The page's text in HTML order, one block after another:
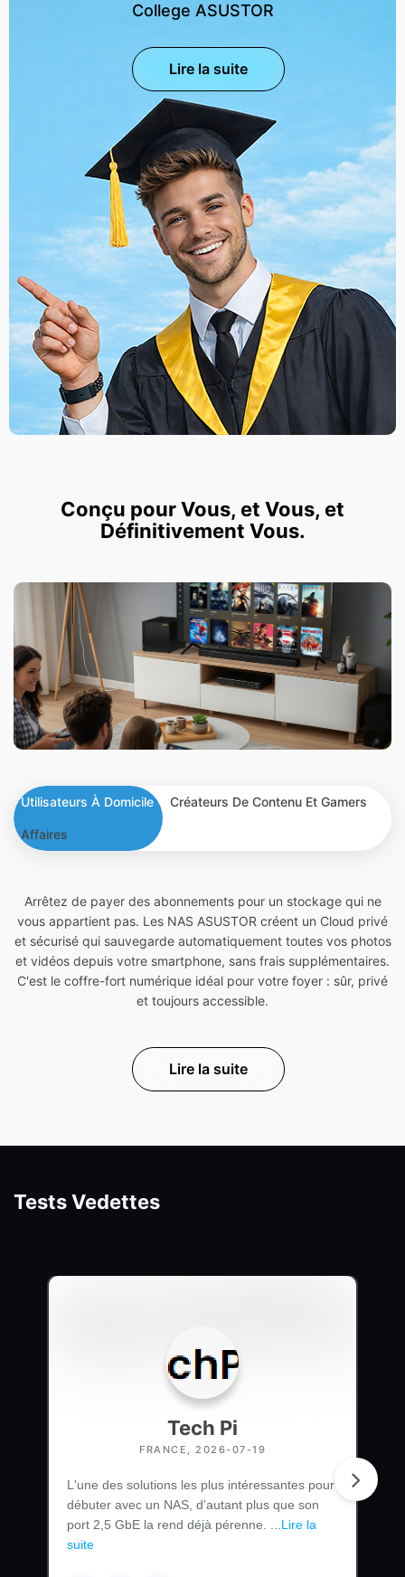
College ASUSTOR
Lire la suite
Conçu pour Vous, et Vous, et
Définitivement Vous.
Utilisateurs À Domicile Créateurs De Contenu Et Gamers
Affaires
Arrêtez de payer des abonnements pour un stockage qui ne
vous appartient pas. Les NAS ASUSTOR créent un Cloud privé
et sécurisé qui sauvegarde automatiquement toutes vos photos
et vidéos depuis votre smartphone, sans frais supplémentaires.
C'est le coffre-fort numérique idéal pour votre foyer : sûr, privé
et toujours accessible.
Lire la suite
Tests Vedettes
Tech Pi
FRANCE, 2026-07-19
L'une des solutions les plus intéressantes pour
débuter avec un NAS, d'autant plus que son
port 2,5 GbE la rend déjà pérenne. ... Lire la
suite